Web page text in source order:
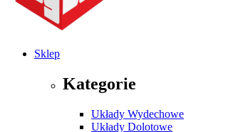
Sklep
Kategorie
Układy Wydechowe
Układy Dolotowe